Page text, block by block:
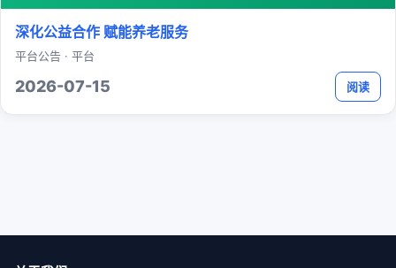
深化公益合作 赋能养老服务
平台公告 · 平台
2026-07-15 阅读